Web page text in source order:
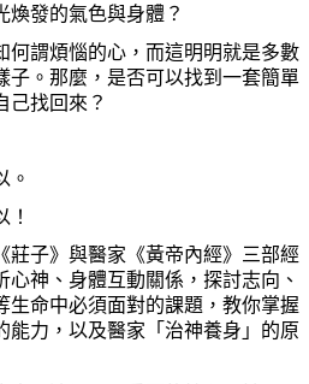
煥發的氣色與身體？
謂煩惱的心，而這明明就是多數
子。那麼，是否可以找到一套簡單
己找回來？
子》與醫家《黃帝內經》三部經
神、身體互動關係，探討志向、
生命中必須面對的課題，教你掌握
能力，以及醫家「治神養身」的原